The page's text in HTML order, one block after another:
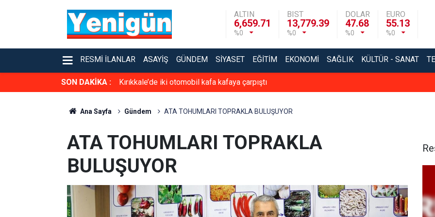
ALTIN
6,659.71
%0
BIST
13,779.39
%0
DOLAR
47.68
%0
EURO
55.13
%0
RESMI İLANLAR ASAYIŞ GÜNDEM SIYASET EĞITIM EKONOMI SAĞLIK KÜLTÜR - SANAT
SON DAKİKA : Kırıkkale’de iki otomobil kafa kafaya çarpıştı
Ana Sayfa Gündem ATA TOHUMLARI TOPRAKLA BULUŞUYOR
ATA TOHUMLARI TOPRAKLA
BULUŞUYOR